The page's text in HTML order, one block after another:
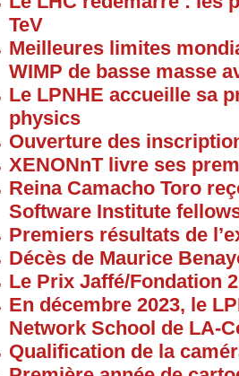
TeV
Meilleures limites
WIMP de basse masse
Le LPNHE accueille sa
physics
Ouverture des
XENONnT livre ses
Reina Camacho Toro
Software Institute
Premiers résultats de
Décès de Maurice
Le Prix Jaffé/Fondation
En décembre 2023, le
Network School de LA-
Qualification de la